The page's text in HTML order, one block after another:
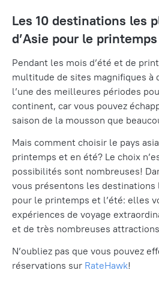
Les 10 destinations les
d’Asie pour le
Pendant les mois d’été et de
multitude de sites magnifiques à
l’une des meilleures périodes
continent, car vous pouvez
saison de la mousson que
Mais comment choisir le pays
printemps et en été? Le choix
possibilités sont nombreuses!
vous présentons les destinations
pour le printemps et l’été: elles
expériences de voyage
et de très nombreuses
N’oubliez pas que vous pouvez
réservations sur RateHawk!